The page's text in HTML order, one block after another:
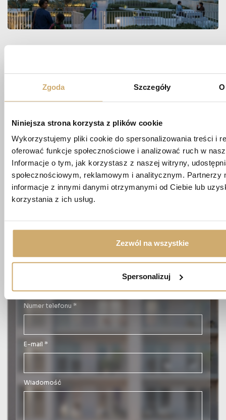
Zgoda Szczegóły
Niniejsza strona korzysta z plików cookie
Wykorzystujemy pliki cookie do spersonalizowania treści i
oferować funkcje społecznościowe i analizować ruch w
Informacje o tym, jak korzystasz z naszej witryny,
społecznościowym, reklamowym i analitycznym. Partnerzy
informacje z innymi danymi otrzymanymi od Ciebie lub
korzystania z ich usług.
Zezwól na wszystkie
Spersonalizuj
O MIESZKANIE
biuro@apartamentypoligonowa.pl
+48 881 737 573
+48 663 689 911
ul. Wędrowna 1/87,
20-819 Lublin
Imię *
Numer telefonu *
E-mail *
Wiadomość